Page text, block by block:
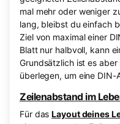
mal mehr oder weniger
lang, bleibst du einfach
Ziel von maximal einer
Blatt nur halbvoll, kann
Grundsätzlich ist es
überlegen, um eine DIN-
Zeilenabstand im
Für dasLayout deines